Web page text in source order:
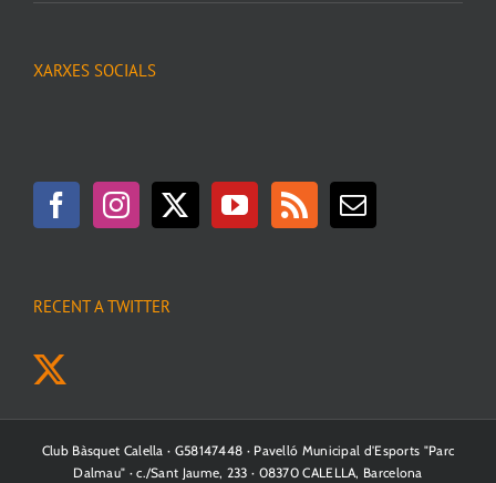
XARXES SOCIALS
RECENT A TWITTER
Club Bàsquet Calella · G58147448 · Pavelló Municipal d'Esports "Parc
Dalmau" · c./Sant Jaume, 233 · 08370 CALELLA, Barcelona